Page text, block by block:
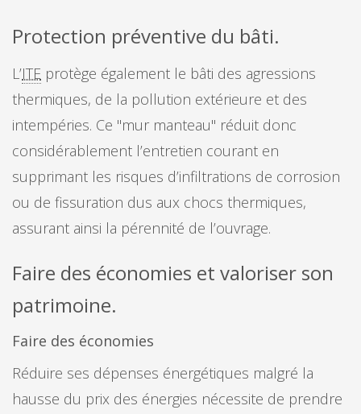
Protection préventive du bâti.
L’ITE protège également le bâti des agressions
thermiques, de la pollution extérieure et des
intempéries. Ce "mur manteau" réduit donc
considérablement l’entretien courant en
supprimant les risques d’infiltrations de corrosion
ou de fissuration dus aux chocs thermiques,
assurant ainsi la pérennité de l’ouvrage.
Faire des économies et valoriser son
patrimoine.
Faire des économies
Réduire ses dépenses énergétiques malgré la
hausse du prix des énergies nécessite de prendre